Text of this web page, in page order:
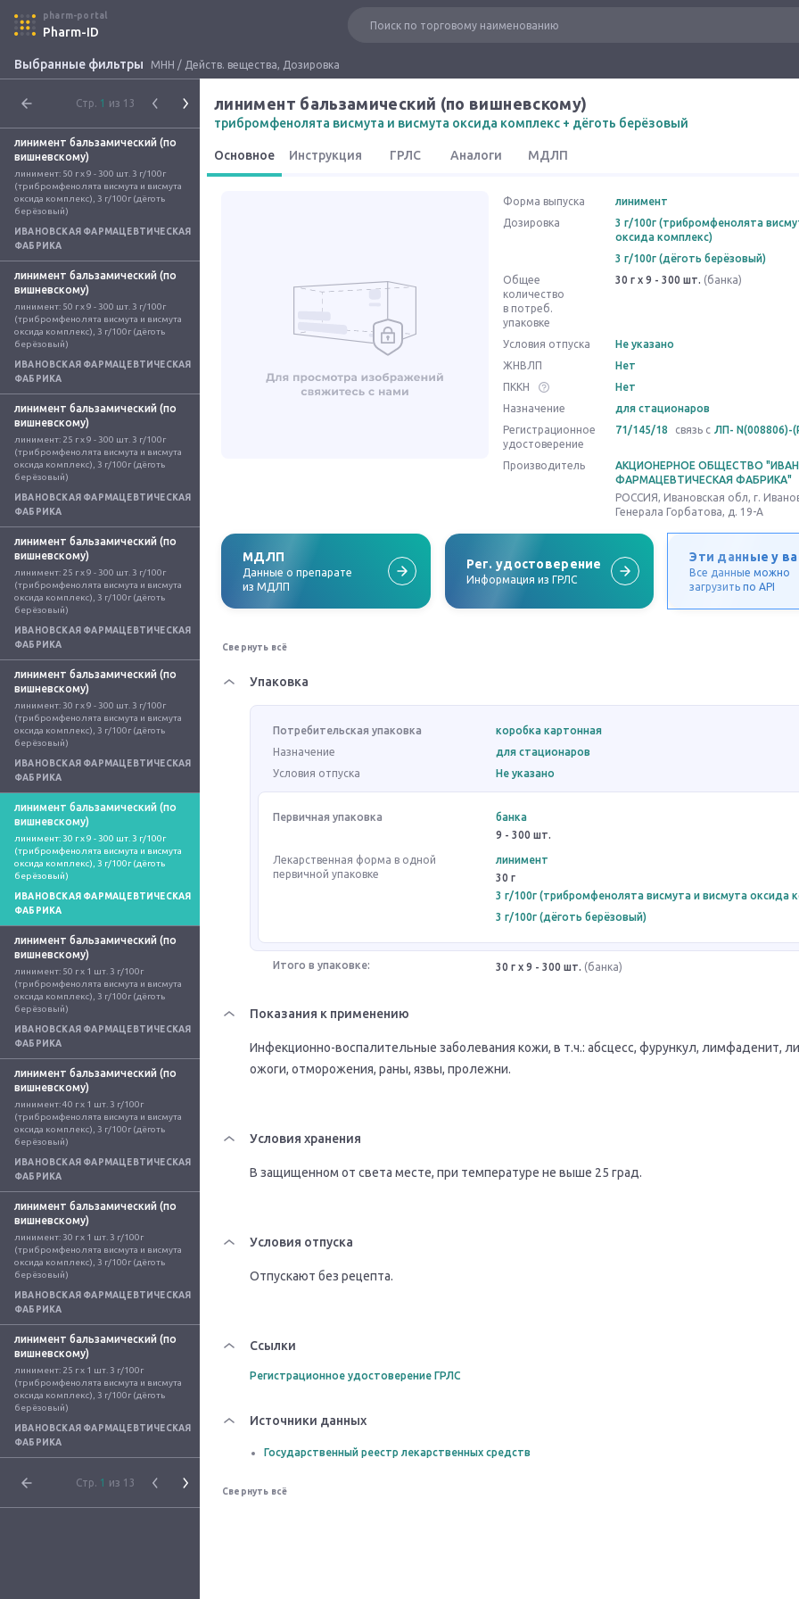
pharm-portal
Pharm-ID
Выбранные фильтры МНН / Действ. вещества, Дозировка
Стр. 1 из 13
линимент бальзамический (по
вишневскому)
линимент: 50 г x 9 - 300 шт. 3 г/100г
(трибромфенолята висмута и висмута
оксида комплекс), 3 г/100г (дёготь
берёзовый)
ИВАНОВСКАЯ ФАРМАЦЕВТИЧЕСКАЯ
ФАБРИКА
линимент бальзамический (по
вишневскому)
линимент: 50 г x 9 - 300 шт. 3 г/100г
(трибромфенолята висмута и висмута
оксида комплекс), 3 г/100г (дёготь
берёзовый)
ИВАНОВСКАЯ ФАРМАЦЕВТИЧЕСКАЯ
ФАБРИКА
линимент бальзамический (по
вишневскому)
линимент: 25 г x 9 - 300 шт. 3 г/100г
(трибромфенолята висмута и висмута
оксида комплекс), 3 г/100г (дёготь
берёзовый)
ИВАНОВСКАЯ ФАРМАЦЕВТИЧЕСКАЯ
ФАБРИКА
линимент бальзамический (по
вишневскому)
линимент: 25 г x 9 - 300 шт. 3 г/100г
(трибромфенолята висмута и висмута
оксида комплекс), 3 г/100г (дёготь
берёзовый)
ИВАНОВСКАЯ ФАРМАЦЕВТИЧЕСКАЯ
ФАБРИКА
линимент бальзамический (по
вишневскому)
линимент: 30 г x 9 - 300 шт. 3 г/100г
(трибромфенолята висмута и висмута
оксида комплекс), 3 г/100г (дёготь
берёзовый)
ИВАНОВСКАЯ ФАРМАЦЕВТИЧЕСКАЯ
ФАБРИКА
линимент бальзамический (по
вишневскому)
линимент: 30 г x 9 - 300 шт. 3 г/100г
(трибромфенолята висмута и висмута
оксида комплекс), 3 г/100г (дёготь
берёзовый)
ИВАНОВСКАЯ ФАРМАЦЕВТИЧЕСКАЯ
ФАБРИКА
линимент бальзамический (по
вишневскому)
линимент: 50 г x 1 шт. 3 г/100г
(трибромфенолята висмута и висмута
оксида комплекс), 3 г/100г (дёготь
берёзовый)
ИВАНОВСКАЯ ФАРМАЦЕВТИЧЕСКАЯ
ФАБРИКА
линимент бальзамический (по
вишневскому)
линимент: 40 г x 1 шт. 3 г/100г
(трибромфенолята висмута и висмута
оксида комплекс), 3 г/100г (дёготь
берёзовый)
ИВАНОВСКАЯ ФАРМАЦЕВТИЧЕСКАЯ
ФАБРИКА
линимент бальзамический (по
вишневскому)
линимент: 30 г x 1 шт. 3 г/100г
(трибромфенолята висмута и висмута
оксида комплекс), 3 г/100г (дёготь
берёзовый)
ИВАНОВСКАЯ ФАРМАЦЕВТИЧЕСКАЯ
ФАБРИКА
линимент бальзамический (по
вишневскому)
линимент: 25 г x 1 шт. 3 г/100г
(трибромфенолята висмута и висмута
оксида комплекс), 3 г/100г (дёготь
берёзовый)
ИВАНОВСКАЯ ФАРМАЦЕВТИЧЕСКАЯ
ФАБРИКА
Стр. 1 из 13
линимент бальзамический (по вишневскому)
трибромфенолята висмута и висмута оксида комплекс + дёготь берёзовый
Основное Инструкция ГРЛС Аналоги МДЛП
Форма выпуска
линимент
Дозировка
3 г/100г (трибромфенолята
оксида комплекс)
3 г/100г (дёготь берёзовый)
Общее
количество
в потреб.
упаковке
30 г x 9 - 300 шт. (банка)
Условия отпуска
Не указано
ЖНВЛП
Нет
ПККН
Нет
Назначение
для стационаров
Регистрационное
удостоверение
71/145/18 связь с ЛП- N(008806)-
Производитель
АКЦИОНЕРНОЕ ОБЩЕСТВО
ФАРМАЦЕВТИЧЕСКАЯ ФАБРИКА"
РОССИЯ, Ивановская обл, г.
Генерала Горбатова, д. 19-А
МДЛП
Данные о препарате
из МДЛП
Рег. удостоверение
Информация из ГРЛС
Эти данные у
Все данные можно
загрузить по API
Свернуть всё
Упаковка
Потребительская упаковка
коробка картонная
Назначение
для стационаров
Условия отпуска
Не указано
Первичная упаковка
банка
9 - 300 шт.
Лекарственная форма в одной
первичной упаковке
линимент
30 г
3 г/100г (трибромфенолята висмута и висмута оксида
3 г/100г (дёготь берёзовый)
Итого в упаковке: 30 г x 9 - 300 шт. (банка)
Показания к применению
Инфекционно-воспалительные заболевания кожи, в т.ч.: абсцесс, фурункул, лимфаденит,
ожоги, отморожения, раны, язвы, пролежни.
Условия хранения
В защищенном от света месте, при температуре не выше 25 град.
Условия отпуска
Отпускают без рецепта.
Ссылки
Регистрационное удостоверение ГРЛС
Источники данных
Государственный реестр лекарственных средств
Свернуть всё